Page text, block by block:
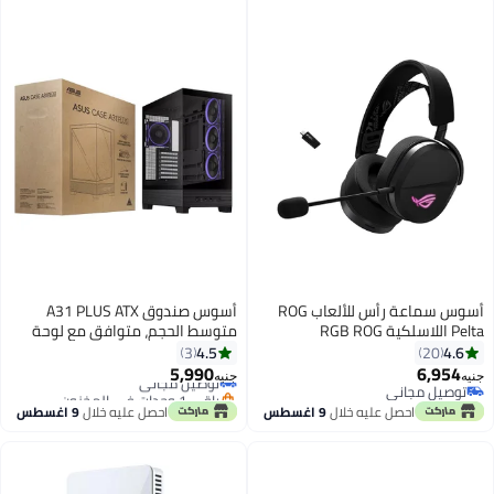
أسوس سماعة رأس للألعاب ROG
Pelta اللاسلكية RGB ROG
50 مم، ميكروفون بوم عريض
النطاق بحجم 10 مم، وزن 309 جرام،
Aura Sync RGB
4.6
20
جنيه6,954
توصيل مجاني
توصيل مجانياحصل عليه خلال9 اغسطس
أسوس صندوق A31 PLUS ATX
متوسط الحجم، متوافق مع لوحة
BTF، واجهات زجاجية مقسّاة من
120mm مثبتة مسبقًا، يدعم مبرد
360mm، 2 فتحات 2.5"/3.5"، 7
كابلات 34mm، فلاتر غبار قابلة
4.5
3
جنيه5,990
توصيل مجاني
باقي 1 وحدات في المخزون
توصيل مجانياحصل عليه خلال9 اغسطس